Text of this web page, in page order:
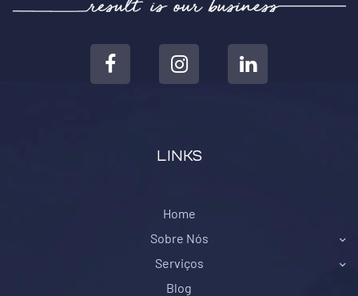
LINKS
Home
Sobre Nós
Serviços
Blog